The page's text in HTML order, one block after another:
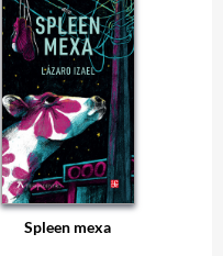
Spleen mexa